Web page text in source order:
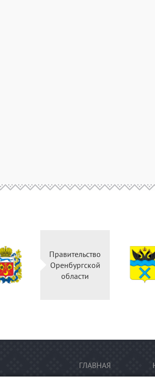
Правительство
Оренбургской
области
ГЛАВНАЯ